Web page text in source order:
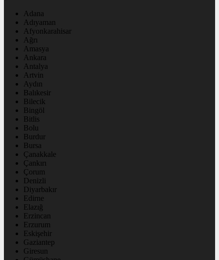
Adana
Adıyaman
Afyonkarahisar
Ağrı
Amasya
Ankara
Antalya
Artvin
Aydın
Balıkesir
Bilecik
Bingöl
Bitlis
Bolu
Burdur
Bursa
Çanakkale
Çankırı
Çorum
Denizli
Diyarbakır
Edirne
Elazığ
Erzincan
Erzurum
Eskişehir
Gaziantep
Giresun